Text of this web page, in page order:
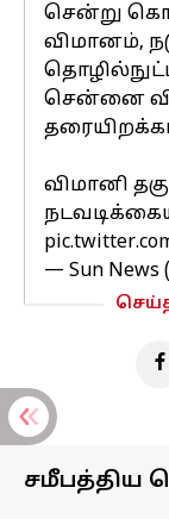
சென்று
விமானம்,
சென்னை
விமானி
— Sun News
சமீபத்திய